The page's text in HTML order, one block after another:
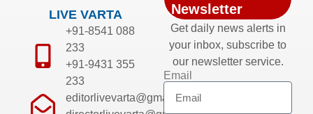
LIVE VARTA
+91-8541 088
233
+91-9431 355
233
editorlivevarta@gmail.com
Newsletter
Get daily news alerts in
your inbox, subscribe to
our newsletter service.
Email